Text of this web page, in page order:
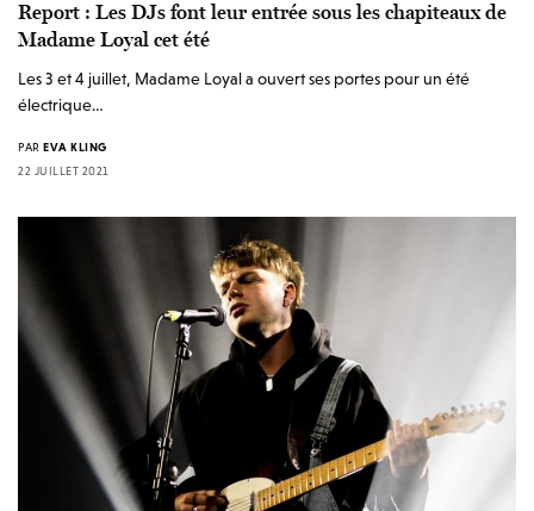
Report : Les DJs font leur entrée sous les chapiteaux de
Madame Loyal cet été
Les 3 et 4 juillet, Madame Loyal a ouvert ses portes pour un été
électrique…
PAR EVA KLING
22 JUILLET 2021